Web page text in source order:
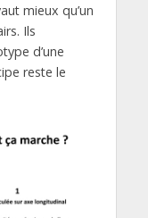
mieux qu’un
Ils
d’une
reste le